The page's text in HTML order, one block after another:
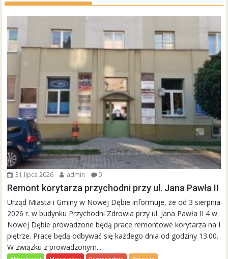
31 lipca 2026 admin 0
Remont korytarza przychodni przy ul. Jana Pawła II
Urząd Miasta i Gminy w Nowej Dębie informuje, że od 3 sierpnia
2026 r. w budynku Przychodni Zdrowia przy ul. Jana Pawła II 4 w
Nowej Dębie prowadzone będą prace remontowe korytarza na I
piętrze. Prace będą odbywać się każdego dnia od godziny 13.00.
W związku z prowadzonym...